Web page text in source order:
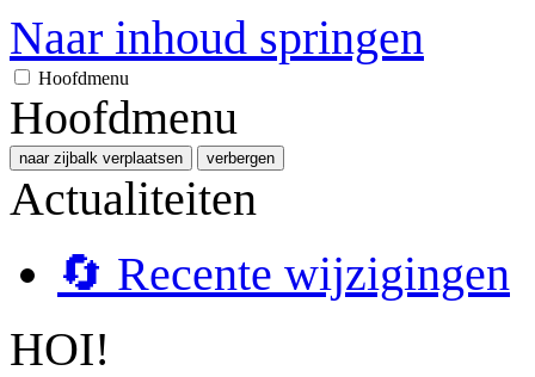
Naar inhoud springen
Hoofdmenu
Hoofdmenu
naar zijbalk verplaatsen verbergen
Actualiteiten
🔄 Recente wijzigingen
HOI!